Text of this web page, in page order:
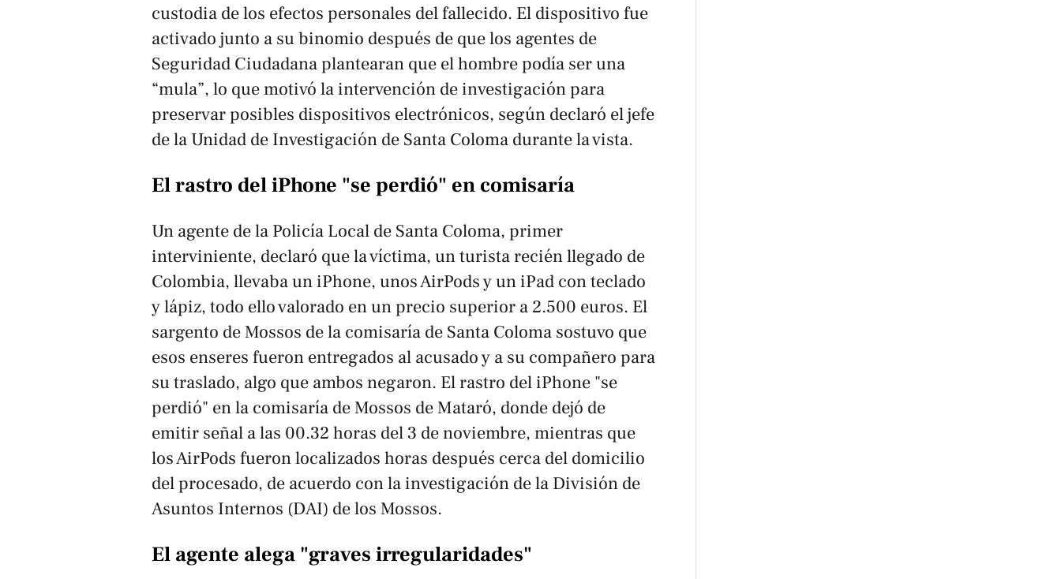
custodia de los efectos personales del fallecido. El dispositivo fue
activado junto a su binomio después de que los agentes de
Seguridad Ciudadana plantearan que el hombre podía ser una
“mula”, lo que motivó la intervención de investigación para
preservar posibles dispositivos electrónicos, según declaró el jefe
de la Unidad de Investigación de Santa Coloma durante la vista.
El rastro del iPhone "se perdió" en comisaría
Un agente de la Policía Local de Santa Coloma, primer
interviniente, declaró que la víctima, un turista recién llegado de
Colombia, llevaba un iPhone, unos AirPods y un iPad con teclado
y lápiz, todo ello valorado en un precio superior a 2.500 euros. El
sargento de Mossos de la comisaría de Santa Coloma sostuvo que
esos enseres fueron entregados al acusado y a su compañero para
su traslado, algo que ambos negaron. El rastro del iPhone "se
perdió" en la comisaría de Mossos de Mataró, donde dejó de
emitir señal a las 00.32 horas del 3 de noviembre, mientras que
los AirPods fueron localizados horas después cerca del domicilio
del procesado, de acuerdo con la investigación de la División de
Asuntos Internos (DAI) de los Mossos.
El agente alega "graves irregularidades"